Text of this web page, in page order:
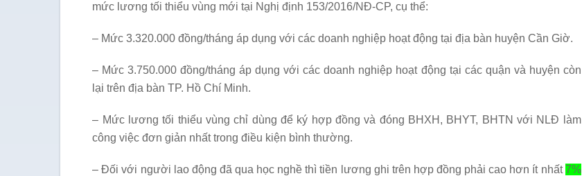
mức lương tối thiểu vùng mới tại Nghị định 153/2016/NĐ-CP, cụ thể:
– Mức 3.320.000 đồng/tháng áp dụng với các doanh nghiệp hoạt động tại địa bàn huyện Cần Giờ.
– Mức 3.750.000 đồng/tháng áp dụng với các doanh nghiệp hoạt động tại các quận và huyện còn
lại trên địa bàn TP. Hồ Chí Minh.
– Mức lương tối thiểu vùng chỉ dùng để ký hợp đồng và đóng BHXH, BHYT, BHTN với NLĐ làm
công việc đơn giản nhất trong điều kiện bình thường.
– Đối với người lao động đã qua học nghề thì tiền lương ghi trên hợp đồng phải cao hơn ít nhất7%